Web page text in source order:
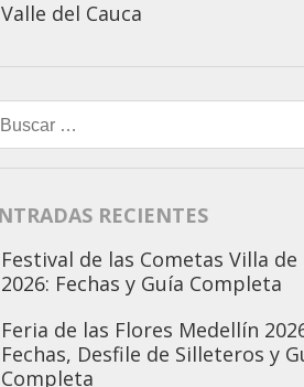
Valle del Cauca
RECIENTES
Festival de las Cometas Villa de
2026: Fechas y Guía Completa
Feria de las Flores Medellín
Fechas, Desfile de Silleteros y
Completa